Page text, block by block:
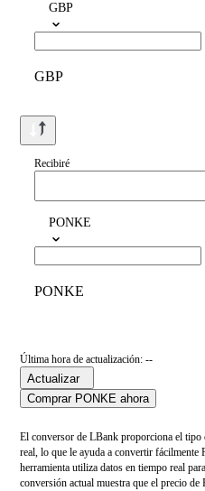
GBP
GBP
Recibiré
PONKE
PONKE
Última hora de actualización: --
Actualizar
Comprar PONKE ahora
El conversor de LBank proporciona el
real, lo que le ayuda a convertir
herramienta utiliza datos en tiempo real
conversión actual muestra que el precio